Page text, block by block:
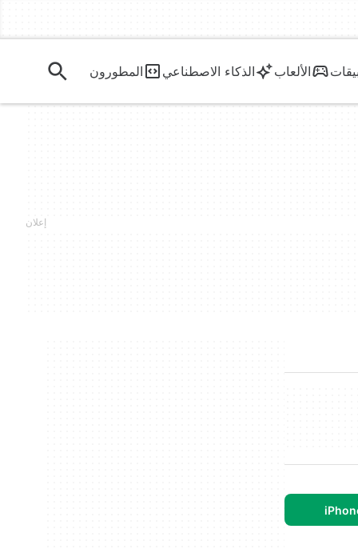
الألعاب الذكاء الاصطناعي المطورون